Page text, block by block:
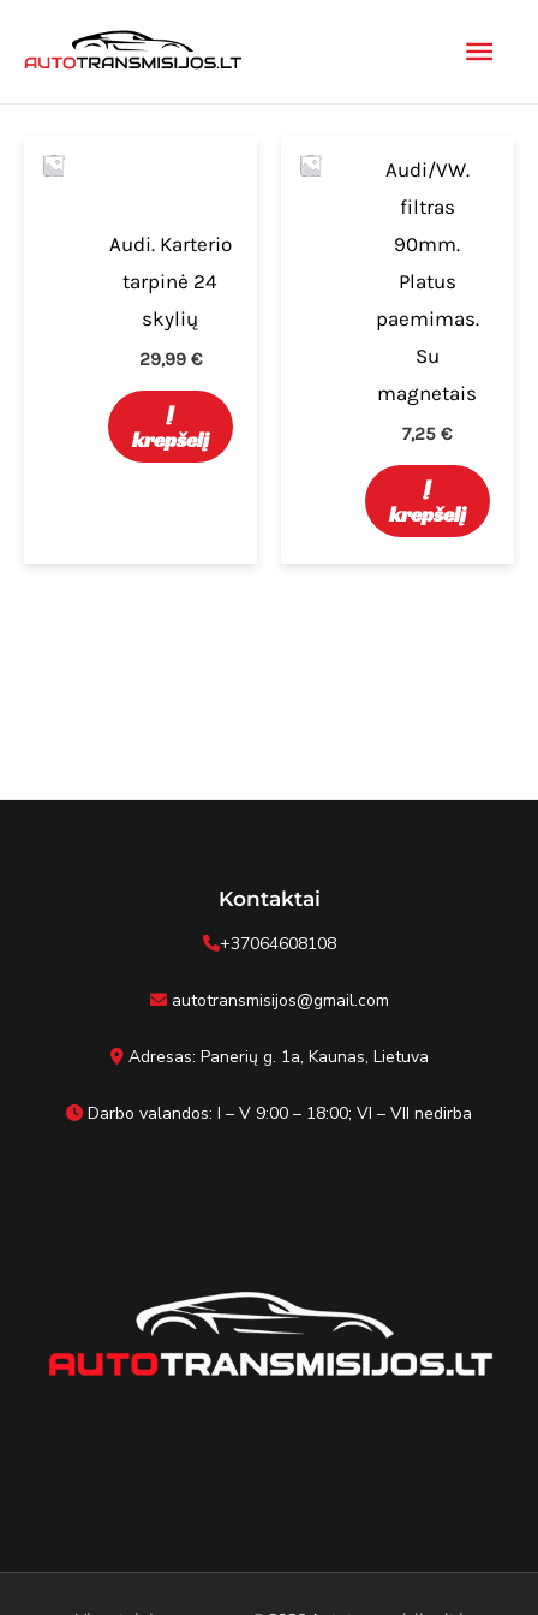
prie
Audi. Karterio
tarpinė 24
skylių
29,99 €
Į
krepšelį
Audi/VW.
filtras
90mm.
Platus
paemimas.
Su
magnetais
7,25€
Į
krepšelį
Kontaktai
+37064608108
autotransmisijos@gmail.com
Adresas: Panerių g. 1a, Kaunas, Lietuva
Darbo valandos: I – V 9:00 – 18:00; VI – VII nedirba